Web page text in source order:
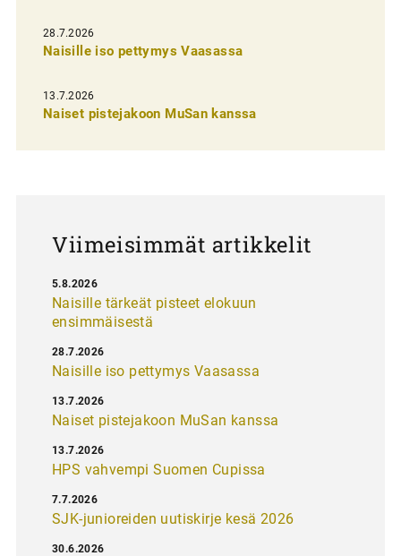
n
s
e
l
28.7.2026
Naisille iso pettymys Vaasassa
13.7.2026
Naiset pistejakoon MuSan kanssa
Viimeisimmät artikkelit
Naisille tärkeät pisteet elokuun
ensimmäisestä
5.8.2026
Naisille iso pettymys Vaasassa
28.7.2026
Naiset pistejakoon MuSan kanssa
13.7.2026
HPS vahvempi Suomen Cupissa
13.7.2026
SJK-junioreiden uutiskirje kesä 2026
7.7.2026
30.6.2026